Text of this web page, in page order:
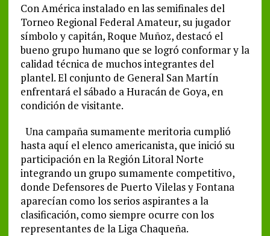
Con América instalado en las semifinales del
Torneo Regional Federal Amateur, su jugador
símbolo y capitán, Roque Muñoz, destacó el
bueno grupo humano que se logró conformar y la
calidad técnica de muchos integrantes del
plantel. El conjunto de General San Martín
enfrentará el sábado a Huracán de Goya, en
condición de visitante.
Una campaña sumamente meritoria cumplió
hasta aquí el elenco americanista, que inició su
participación en la Región Litoral Norte
integrando un grupo sumamente competitivo,
donde Defensores de Puerto Vilelas y Fontana
aparecían como los serios aspirantes a la
clasificación, como siempre ocurre con los
representantes de la Liga Chaqueña.